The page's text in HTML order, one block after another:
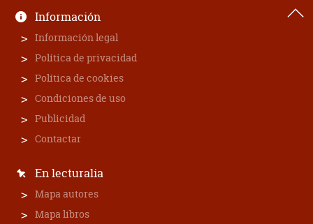
Información
Información legal
Política de privacidad
Política de cookies
Condiciones de uso
Publicidad
Contactar
En lecturalia
Mapa autores
Mapa libros